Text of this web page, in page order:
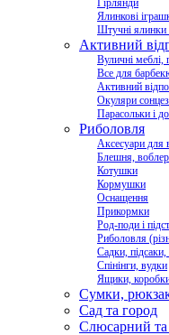
Гірлянди
Ялинкові
Штучні ялинки
Активний
Вуличні меблі,
Все для
Активний
Окуляри
Парасольки і
Риболовля
Аксесуари для
Блешня,
Котушки
Кормушки
Оснащення
Прикормки
Род-поди і
Риболовля
Садки, підсаки,
Спінінги, вудки
Ящики,
Сумки,
Сад та город
Слюсарний та